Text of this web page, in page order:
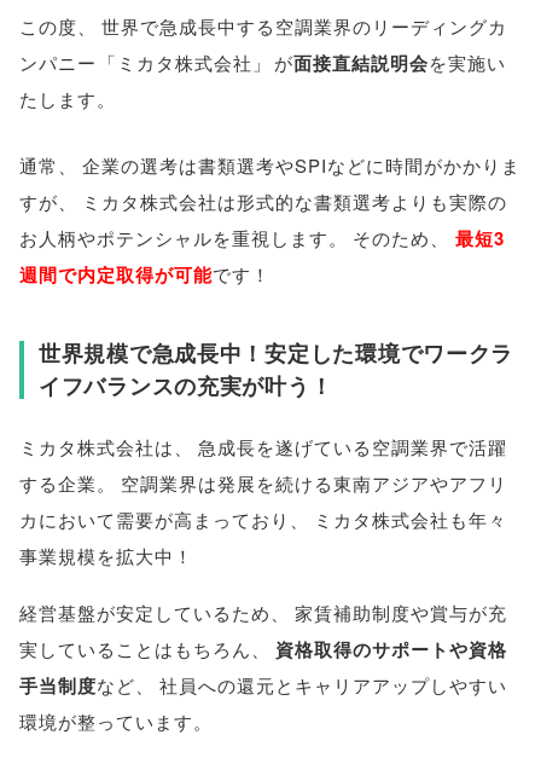
この度、
世界で急成長中する空調業界のリーディングカ
ンパニー 「 ミカタ株式会社 」 が面接直結説明会を実施い
たします。
通常
企業の選考は書類選考やSPIなどに時間がかかりま
すが
ミカタ株式会社は形式的な書類選考よりも実際の
お人柄やポテンシャルを重視します。 そのため
最短3
週間で内定取得が可能です！
世界規模で急成長中！安定した環境でワークラ
イフバランスの充実が叶う！
ミカタ株式会社は
急成長を遂げている空調業界で活躍
する企業。
空調業界は発展を続ける東南アジアやアフリ
カにおいて需要が高まっており
ミカタ株式会社も年々
事業規模を拡大中！
経営基盤が安定しているため
家賃補助制度や賞与が充
実していることはもちろん
資格取得のサポートや資格
手当制度など
社員への還元とキャリアアップしやすい
環境が整っています。